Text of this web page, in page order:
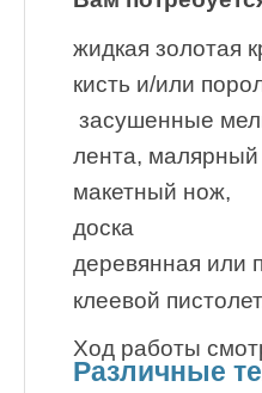
жидкая золотая
кисть и/или
засушенные
лента, малярный
макетный нож,
доска
деревянная или
клеевой
Ход работы
Различные